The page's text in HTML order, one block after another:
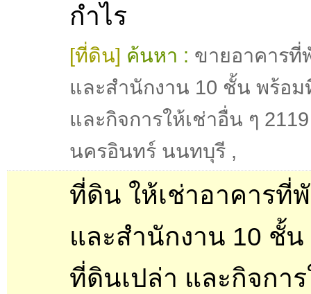
กำไร
[ที่ดิน] ค้นหา : ขายอาคารที่
และสำนักงาน 10 ชั้น พร้อม
และกิจการให้เช่าอื่น ๆ
นครอินทร์ นนทบุรี ,
ที่ดิน ให้เช่าอาคารที่
และสำนักงาน 10 ชั้
ที่ดินเปล่า และกิจการ